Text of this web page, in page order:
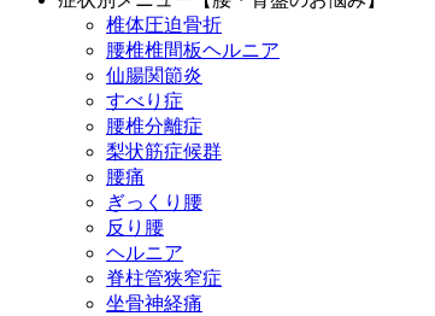
椎体圧迫骨折
腰椎椎間板ヘルニア
仙腸関節炎
すべり症
腰椎分離症
梨状筋症候群
腰痛
ぎっくり腰
反り腰
ヘルニア
脊柱管狭窄症
坐骨神経痛